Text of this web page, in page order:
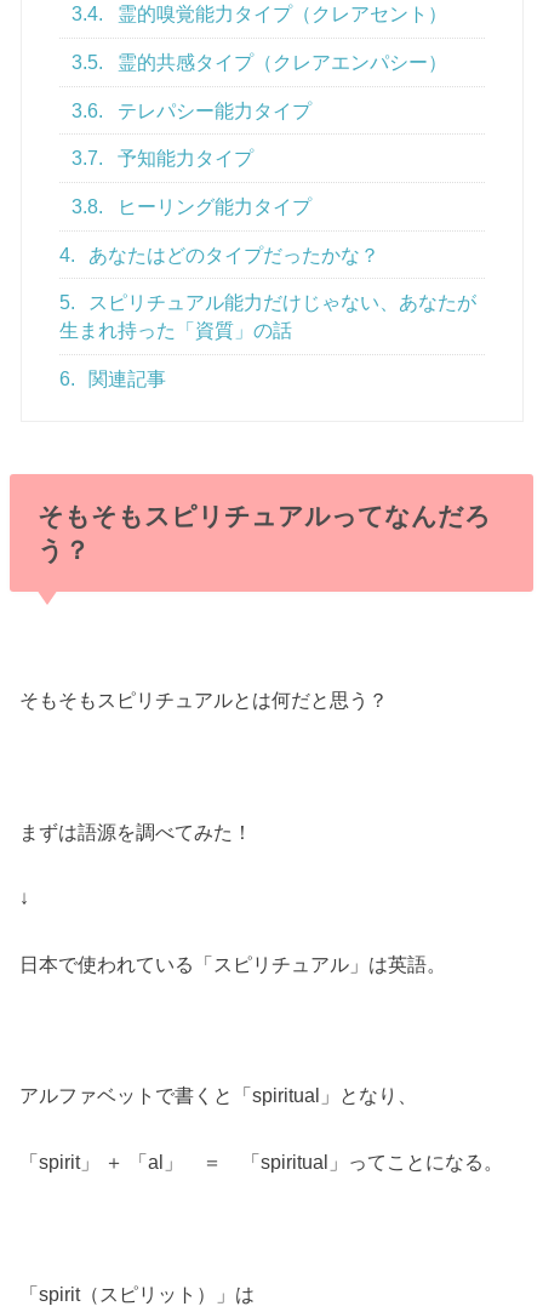
3.4. 霊的嗅覚能力タイプ（クレアセント）
3.5. 霊的共感タイプ（クレアエンパシー）
3.6. テレパシー能力タイプ
3.7. 予知能力タイプ
3.8. ヒーリング能力タイプ
4. あなたはどのタイプだったかな？
5.
スピリチュアル能力だけじゃない、あなたが
生まれ持った「資質」の話
6. 関連記事
そもそもスピリチュアルってなんだろ
う？
そもそもスピリチュアルとは何だと思う？
まずは語源を調べてみた！
↓
日本で使われている「スピリチュアル」は英語。
アルファベットで書くと「spiritual」となり、
「spirit」 ＋ 「al」 ＝ 「spiritual」ってことになる。
「spirit（スピリット）」は